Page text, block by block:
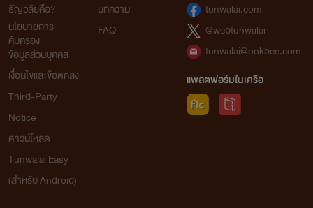
ให้นายท่านได้รับความเพลิดเพลินอย่างถึงที่สุด
เก๋อเก๋อหวังเป็นอย่างยิ่งว่านิยายของเราจะเติมเต็มความปรารถนาของนายท่านทุกๆ คนได้
อย่างพึงพอใจ และเชื่อมั่นว่านายท่านจะสนับสนุนนิยายของเราอย่างถูกลิขสิทธิ์ เพื่อเป็นกำลังใจใน
การคัดสรรนิยายเรื่องอื่นๆ ของเราต่อไปในอนาคต
สามารถเข้ามาแจ้งกับเราได้ในทุกช่องทางการติดต่อ
ด้วยเจ้าค่ะ
ธัญวลัยคือ?
นโยบายการ
คุ้มครอง
ข้อมูลส่วนบุคคล
เงื่อนไขและข้อตกลง
Third-Party
Notice
ดาวน์โหลด
Tunwalai Easy
(สำหรับ Android)
บทความ
FAQ
tunwalai.com
@webtunwalai
tunwalai@ookbee.com
แพลตฟอร์มในเครือ